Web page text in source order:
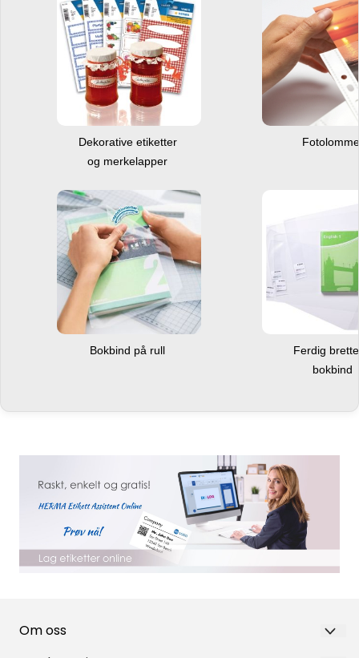
Dekorative etiketter
og merkelapper
Bokbind på rull
Ferdig
bokbind
Om oss